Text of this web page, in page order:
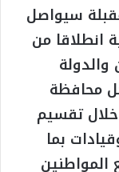
سيواصل
انطلاقا من
محافظة
تقسيم
بما
المواطنين